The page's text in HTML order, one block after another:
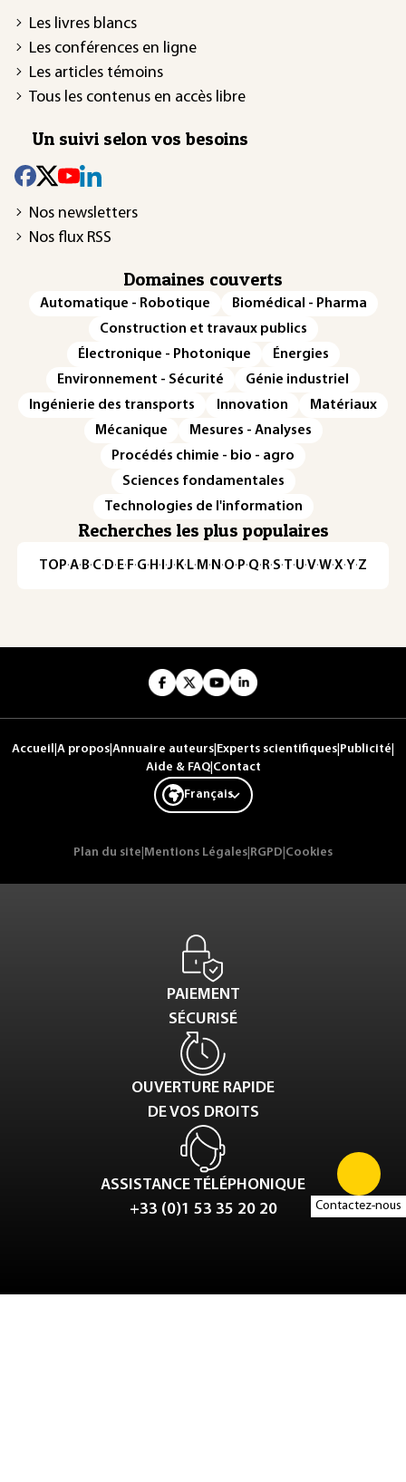
Contactez-nous
Les livres blancs
Les conférences en ligne
Les articles témoins
Tous les contenus en accès libre
Un suivi selon vos besoins
Nos newsletters
Nos flux RSS
Domaines couverts
Automatique - Robotique
Biomédical - Pharma
Construction et travaux publics
Électronique - Photonique
Énergies
Environnement - Sécurité
Génie industriel
Ingénierie des transports
Innovation
Matériaux
Mécanique
Mesures - Analyses
Procédés chimie - bio - agro
Sciences fondamentales
Technologies de l'information
Recherches les plus populaires
TOP·A·B·C· D· E· F·G· H · ·J· K· L· M · N ·O· P·Q· R·S·T·U·V·W·X·Y·Z
Accueil A propos Annuaire auteurs Experts scientifiques Publicité
Aide & FAQ| Contact
Français
Plan du site Mentions Légales RGPD Cookies
PAIEMENT
SÉCURISÉ
OUVERTURE RAPIDE
DE VOS DROITS
ASSISTANCE TÉLÉPHONIQUE
+33 (0)1 53 35 20 20